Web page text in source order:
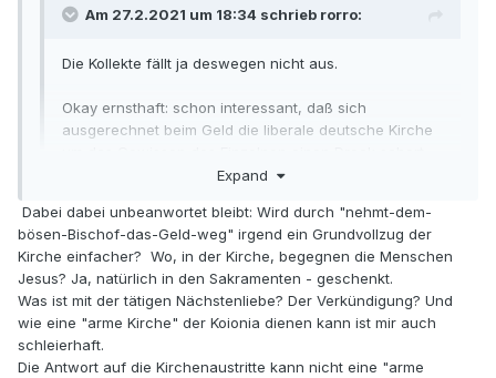
Am 27.2.2021 um 18:34 schrieb rorro:
Die Kollekte fällt ja deswegen nicht aus.
Okay ernsthaft: schon interessant, daß sich
ausgerechnet beim Geld die liberale deutsche Kirche
Sakrament.
Expand
Ich stelle nur einmal sachlich fest, dass es immer nur
die reaktionären Kreise in der Kirche sind, die mit Austritt
und nehmt-dem-bösen-Bischof-das-Geld weg drohen -
jene Kreise, die den synodalen Weg begrüßen, haben
bisher nicht damit gedroht.
Expand
Dabei dabei unbeanwortet bleibt: Wird durch "nehmt-dem-
bösen-Bischof-das-Geld-weg" irgend ein Grundvollzug der
Kirche einfacher? Wo, in der Kirche, begegnen die Menschen
Jesus? Ja, natürlich in den Sakramenten - geschenkt.
Was ist mit der tätigen Nächstenliebe? Der Verkündigung? Und
wie eine "arme Kirche" der Koionia dienen kann ist mir auch
schleierhaft.
Die Antwort auf die Kirchenaustritte kann nicht eine "arme